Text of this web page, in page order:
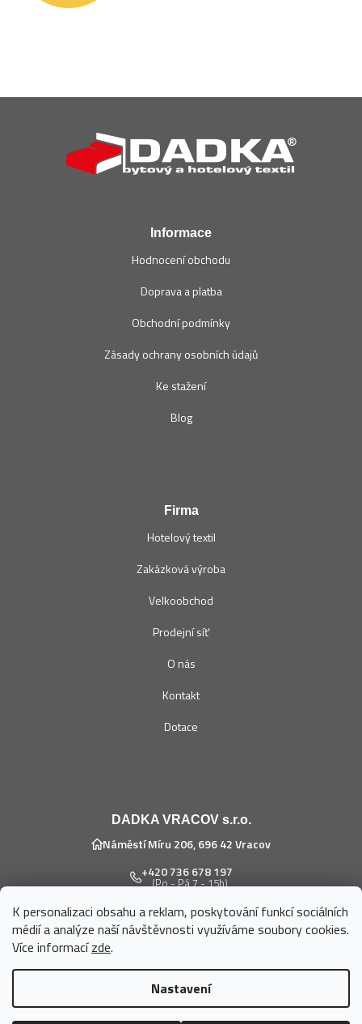
K personalizaci obsahu a reklam, poskytování funkcí sociálních
médií a analýze naší návštěvnosti využíváme soubory cookies.
Více informacízde.
Nastavení
Informace
Hodnocení obchodu
Doprava a platba
Obchodní podmínky
Zásady ochrany osobních údajů
Ke stažení
Blog
Firma
Hotelový textil
Zakázková výroba
Velkoobchod
Prodejní síť
O nás
Kontakt
Dotace
DADKA VRACOV s.r.o.
Náměstí Míru 206, 696 42 Vracov
+420 736 678 197
(Po - Pá 7 - 15h)
eshop@dadka.cz